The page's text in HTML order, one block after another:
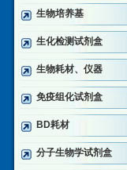
生物培养基
生化检测试剂盒
生物耗材、仪器
免疫组化试剂盒
BD耗材
分子生物学试剂盒